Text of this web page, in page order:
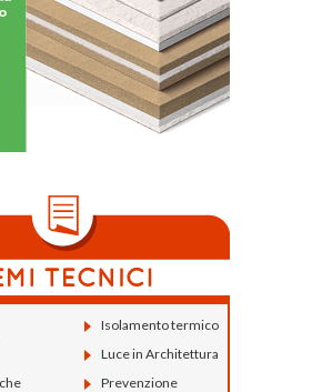
Isolamento termico
Luce in Architettura
Prevenzione